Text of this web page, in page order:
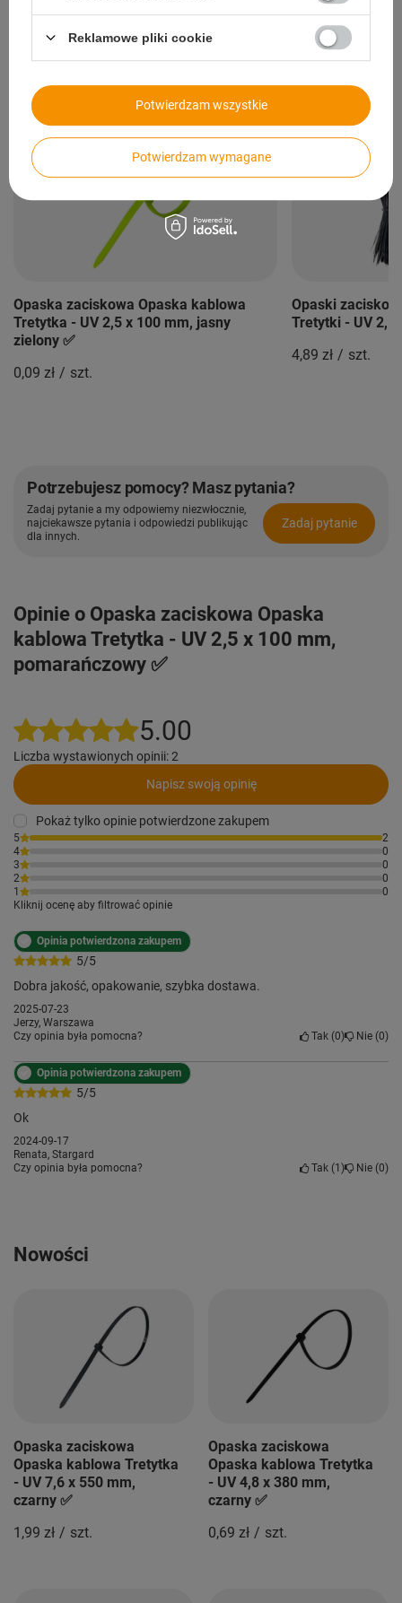
Materiał nylon
Opaski na sztuki
Polecane
Opaska zaciskowa Opaska kablowa
Tretytka - UV 2,5 x 100 mm, jasny
zielony ✅
0,09 zł / szt.
Opaski
Tretytki - UV 2,5
4,89 zł / szt.
Potrzebujesz pomocy? Masz pytania?
Zadaj pytanie a my odpowiemy niezwłocznie,
najciekawsze pytania i odpowiedzi publikując
dla innych.
Zadaj pytanie
Opinie o Opaska zaciskowa Opaska
kablowa Tretytka - UV 2,5 x 100 mm,
pomarańczowy ✅
5.00
Liczba wystawionych opinii: 2
Napisz swoją opinię
Pokaż tylko opinie potwierdzone zakupem
5
2
4
0
3
0
2
0
1
0
Kliknij ocenę aby filtrować opinie
5/5
Opinia potwierdzona zakupem
Dobra jakość, opakowanie, szybka dostawa.
2025-07-23
Jerzy, Warszawa
Czy opinia była pomocna?
Tak 0 Nie 0
5/5
Opinia potwierdzona zakupem
Ok
2024-09-17
Renata, Stargard
Czy opinia była pomocna?
Tak 1 Nie 0
Nowości
Opaska zaciskowa
Opaska kablowa Tretytka
- UV 7,6 x 550 mm,
czarny ✅
1,99 zł / szt.
Opaska zaciskowa
Opaska kablowa Tretytka
- UV 4,8 x 380 mm,
czarny ✅
0,69 zł / szt.
Reklamowe pliki cookie
Potwierdzam wymagane
Potwierdzam wszystkie